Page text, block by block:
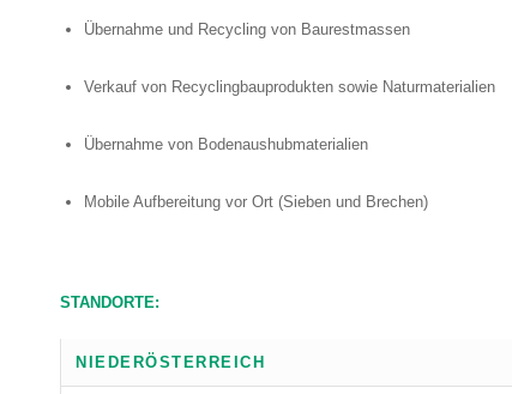
Übernahme und Recycling von Baurestmassen
Verkauf von Recyclingbauprodukten sowie Naturmaterialien
Übernahme von Bodenaushubmaterialien
Mobile Aufbereitung vor Ort (Sieben und Brechen)
STANDORTE:
NIEDERÖSTERREICH